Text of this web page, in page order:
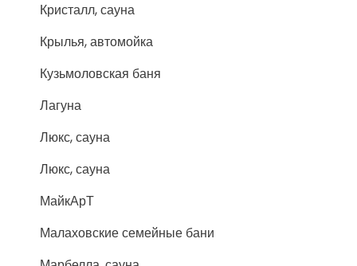
Кристалл, сауна
Крылья, автомойка
Кузьмоловская баня
Лагуна
Люкс, сауна
Люкс, сауна
МайкАрТ
Малаховские семейные бани